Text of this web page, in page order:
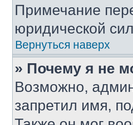
Примечание
юридической
Вернуться наверх
» Почему я не
Возможно,
запретил имя,